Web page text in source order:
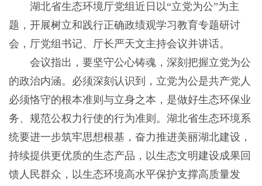
湖北省生态环境厅党组近日以“立党为公”为主
题，开展树立和践行正确政绩观学习教育专题研讨
会，厅党组书记、厅长严天文主持会议并讲话。
会议指出，要坚守公心铸魂，深刻把握立党为公
的政治内涵。必须深刻认识到，立党为公是共产党人
必须恪守的根本准则与立身之本，是做好生态环保业
务、规范公权力行使的行为准则。湖北省生态环境系
统要进一步筑牢思想根基，奋力推进美丽湖北建设，
持续提供更优质的生态产品，以生态文明建设成果回
馈人民群众，以生态环境高水平保护支撑高质量发